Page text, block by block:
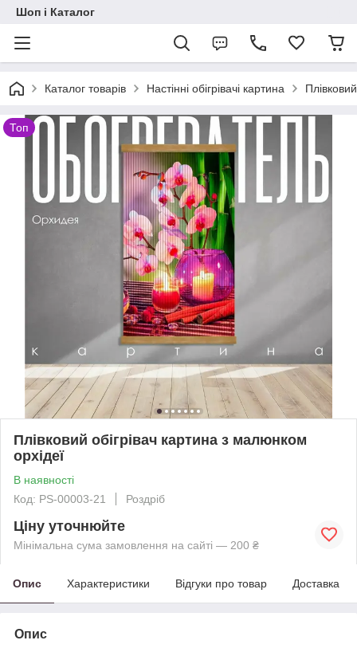
Шоп і Каталог
Каталог товарів Настінні обігрівачі картина
Топ
Плівковий обігрівач картина з малюнком
орхідеї
В наявності
Код: PS-00003-21
Роздріб
Ціну уточнюйте
Мінімальна сума замовлення на сайті — 200 ₴
Опис Характеристики Відгуки про товар Доставка
Опис